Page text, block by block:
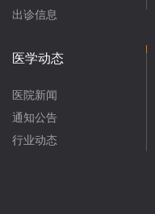
出诊信息
医学动态
医院新闻
通知公告
行业动态